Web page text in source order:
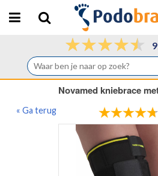
Novamed kniebrace
« Ga terug